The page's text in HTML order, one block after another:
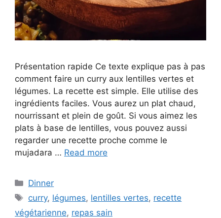
Présentation rapide Ce texte explique pas à pas
comment faire un curry aux lentilles vertes et
légumes. La recette est simple. Elle utilise des
ingrédients faciles. Vous aurez un plat chaud,
nourrissant et plein de goût. Si vous aimez les
plats à base de lentilles, vous pouvez aussi
regarder une recette proche comme le
mujadara … Read more
Categories
Dinner
Tags
curry, légumes, lentilles vertes, recette
végétarienne, repas sain